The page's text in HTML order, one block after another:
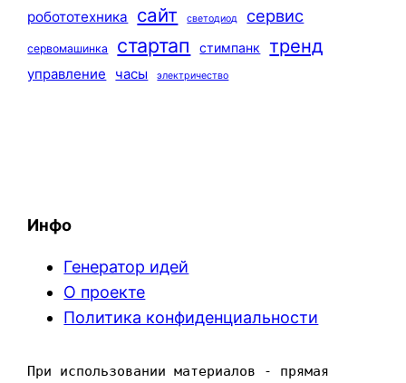
робототехника сайт светодиод сервис
сервомашинка стартап стимпанк тренд
управление часы электричество
Инфо
Генератор идей
О проекте
Политика конфиденциальности
При использовании материалов - прямая